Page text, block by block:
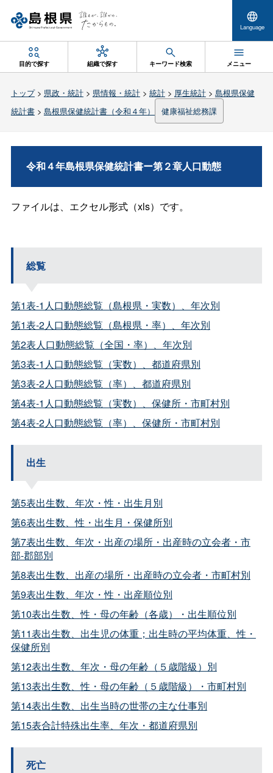
Language
目的で探す 組織で探す キーワード検索 メニュー
トップ> 県政・統計> 県情報・統計> 統計> 厚生統計> 島根県保健
統計書> 島根県保健統計書（令和４年） 健康福祉総務課
令和４年島根県保健統計書ー第２章人口動態
ファイルは、エクセル形式（xls）です。
総覧
第1表-1人口動態総覧（島根県・実数）、年次別
第1表-2人口動態総覧（島根県・率）、年次別
第2表人口動態総覧（全国・率）、年次別
第3表-1人口動態総覧（実数）、都道府県別
第3表-2人口動態総覧（率）、都道府県別
第4表-1人口動態総覧（実数）、保健所・市町村別
第4表-2人口動態総覧（率）、保健所・市町村別
出生
第5表出生数、年次・性・出生月別
第6表出生数、性・出生月・保健所別
第7表出生数、年次・出産の場所・出産時の立会者・市
部-郡部別
第8表出生数、出産の場所・出産時の立会者・市町村別
第9表出生数、年次・性・出産順位別
第10表出生数、性・母の年齢（各歳）・出生順位別
第11表出生数、出生児の体重；出生時の平均体重、性・
保健所別
第12表出生数、年次・母の年齢（５歳階級）別
第13表出生数、性・母の年齢（５歳階級）・市町村別
第14表出生数、出生当時の世帯の主な仕事別
第15表合計特殊出生率、年次・都道府県別
死亡